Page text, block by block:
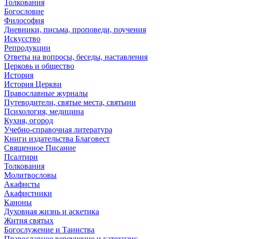
Толкования
Богословие
Философия
Дневники, письма, проповеди, поучения
Искусство
Репродукции
Ответы на вопросы, беседы, наставления
Церковь и общество
История
История Церкви
Православные журналы
Путеводители, святые места, святыни
Психология, медицина
Кухня, огород
Учебно-справочная литература
Книги издательства Благовест
Священное Писание
Псалтири
Толкования
Молитвословы
Акафисты
Акафистники
Каноны
Духовная жизнь и аскетика
Жития святых
Богослужение и Таинства